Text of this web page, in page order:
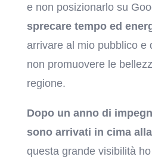
e non posizionarlo su
sprecare tempo ed
arrivare al mio pubblico e
non promuovere le
regione.
Dopo un anno di
sono arrivati in cima
questa grande visibilità